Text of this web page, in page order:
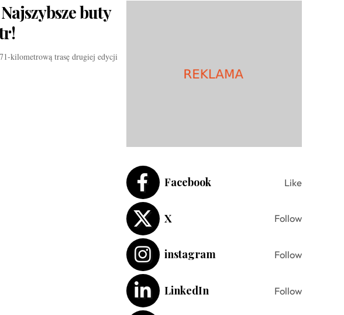
buty
kilometrową trasę drugiej edycji
Facebook Like
X Follow
instagram Follow
LinkedIn Follow